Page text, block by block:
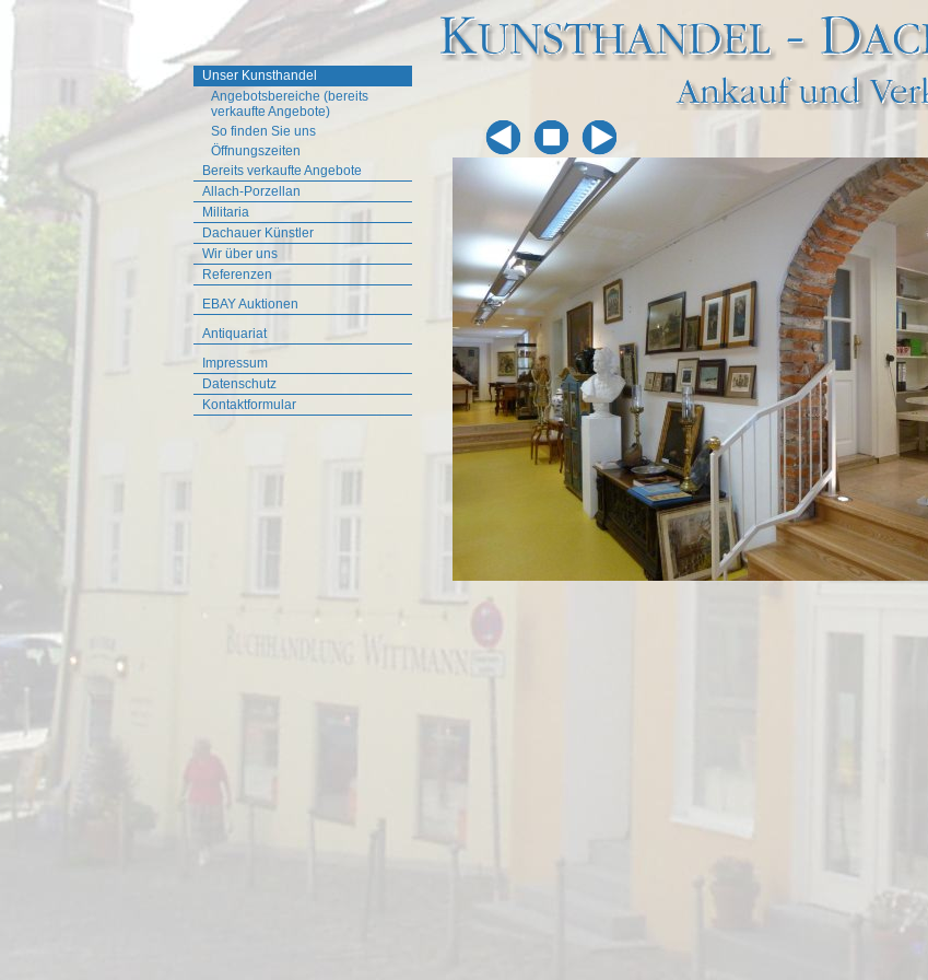
Unser Kunsthandel
Angebotsbereiche (bereits
verkaufte Angebote)
So finden Sie uns
Öffnungszeiten
Bereits verkaufte Angebote
Allach-Porzellan
Militaria
Dachauer Künstler
Wir über uns
Referenzen
EBAY Auktionen
Antiquariat
Impressum
Datenschutz
Kontaktformular